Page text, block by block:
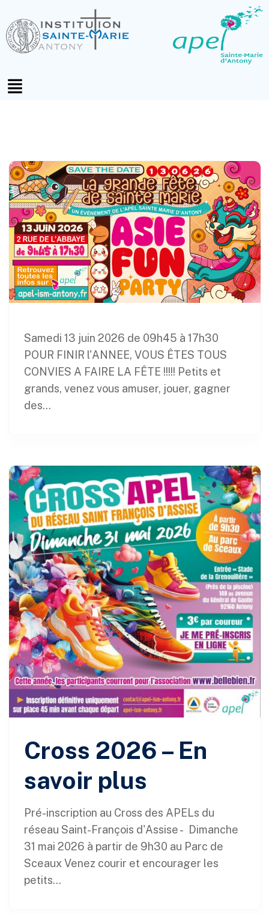
Samedi 13 juin 2026 de 09h45 à 17h30
POUR FINIR l'ANNEE, VOUS ÊTES TOUS
CONVIES A FAIRE LA FÊTE !!!!! Petits et
grands, venez vous amuser, jouer, gagner
des...
Cross 2026 – En
savoir plus
Pré-inscription au Cross des APELs du
réseau Saint-François d'Assise - Dimanche
31 mai 2026 à partir de 9h30 au Parc de
Sceaux Venez courir et encourager les
petits...